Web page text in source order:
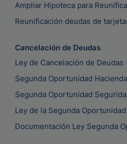
Ampliar Hipoteca para
Reunificación deudas de
Cancelación de Deudas
Ley de Cancelación de Deudas
Segunda Oportunidad Hacienda
Segunda Oportunidad
Ley de la Segunda
Documentación Ley Segunda